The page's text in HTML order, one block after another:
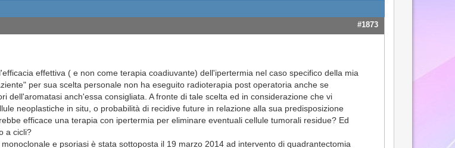
#1873
effettiva ( e non come terapia coadiuvante) dell'ipertermia nel caso specifico della mia
per sua scelta personale non ha eseguito radioterapia post operatoria anche se
dell'aromatasi anch'essa consigliata. A fronte di tale scelta ed in considerazione che vi
neoplastiche in situ, o probabilità di recidive future in relazione alla sua predisposizione
efficace una terapia con ipertermia per eliminare eventuali cellule tumorali residue? Ed
a cicli?
e psoriasi è stata sottoposta il 19 marzo 2014 ad intervento di quadrantectomia